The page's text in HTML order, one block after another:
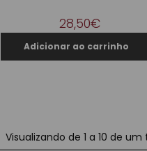
28,50€
Visualizando de 1 a 10 de